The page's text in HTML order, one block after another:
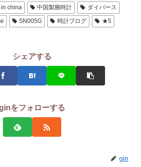
china 中国製腕時計
ダイバース
SN005G 時計ブログ
★5
シェアする
をフォローする
gin